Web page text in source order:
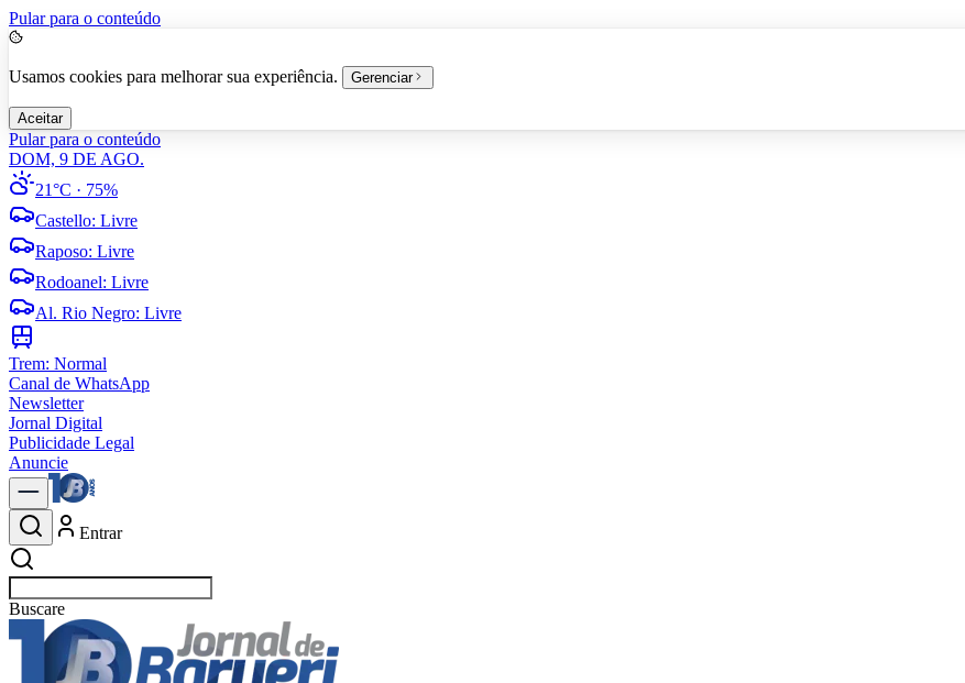
Pular para o conteúdo
Usamos cookies para melhorar sua experiência. Gerenciar
Aceitar
Pular para o conteúdo
DOM, 9 DE AGO.
21°C · 75%
Castello: Livre
Raposo: Livre
Rodoanel: Livre
Al. Rio Negro: Livre
Trem: Normal
Canal de WhatsApp
Newsletter
Jornal Digital
Publicidade Legal
Anuncie
Entrar
Buscaresportes